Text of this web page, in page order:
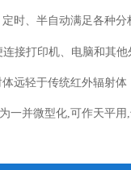
时、半自动满足各种分
连接打印机、电脑和其
远轻于传统红外辐射
一并微型化,可作天平用,